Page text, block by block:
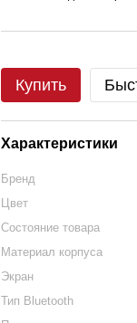
Купить
Характеристики
Бренд
Цвет
Состояние товара
Материал корпуса
Экран
Тип Bluetooth